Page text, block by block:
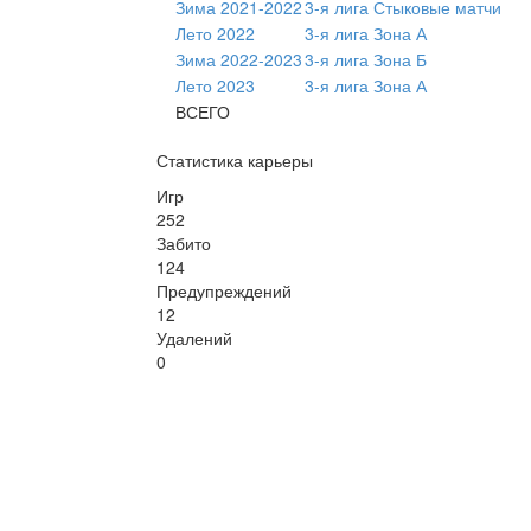
Зима 2021-20223-я лига Стыковые матчи
Лето 2022
3-я лига Зона А
Зима 2022-20233-я лига Зона Б
Лето 2023
3-я лига Зона А
ВСЕГО
Статистика карьеры
Игр
252
Забито
124
Предупреждений
12
Удалений
0